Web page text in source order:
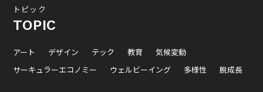
トピック
TOPIC
アート デザイン テック 教育
気候変動
サーキュラーエコノミー
ウェルビーイング 多様性 脱成長